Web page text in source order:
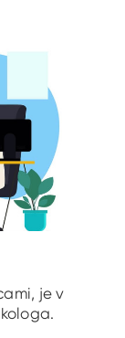
je v